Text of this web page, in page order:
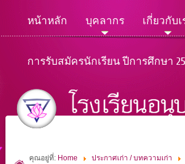
หน้าหลัก บุคลากร เกี่ยวกับเ
การรับสมัครนักเรียน ปีการศึกษา
คุณอยู่ที่: Home ประกาศเก่า / บทความเก่า